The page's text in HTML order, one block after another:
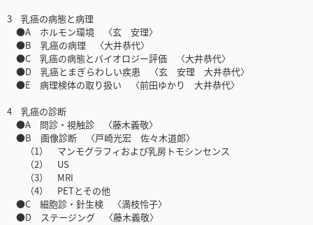
3 乳癌の病態と病理
●A ホルモン環境 〈玄 安理〉
●B 乳癌の病理 〈大井恭代〉
●C 乳癌の病態とバイオロジー評価 〈大井恭代〉
●D 乳癌とまぎらわしい疾患 〈玄 安理 大井恭代〉
●E 病理検体の取り扱い 〈前田ゆかり 大井恭代〉
4 乳癌の診断
●A 問診・視触診 〈藤木義敬〉
●B 画像診断 〈戸崎光宏 佐々木道郎〉
（1） マンモグラフィおよび乳房トモシンセンス
（2） US
（3） MRI
（4） PETとその他
●C 細胞診・針生検 〈満枝怜子〉
●D ステージング 〈藤木義敬〉